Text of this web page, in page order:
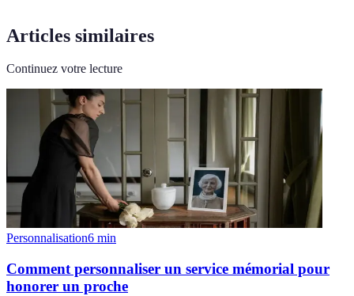
Articles similaires
Continuez votre lecture
Personnalisation6 min
Comment personnaliser un service mémorial pour
honorer un proche